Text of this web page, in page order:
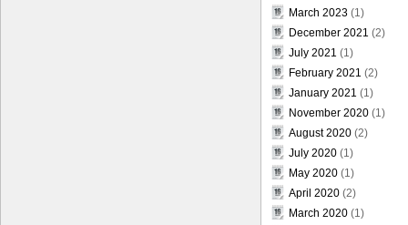
March 2023 (1)
December 2021 (2)
July 2021 (1)
February 2021 (2)
January 2021 (1)
November 2020 (1)
August 2020 (2)
July 2020 (1)
May 2020 (1)
April 2020 (2)
March 2020 (1)